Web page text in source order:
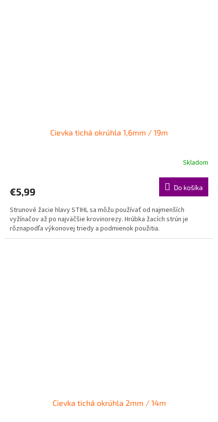
Cievka tichá okrúhla 1,6mm / 19m
Skladom
€5,99 Do košíka
Strunové žacie hlavy STIHL sa môžu používať od najmenších
vyžínačov až po najväčšie krovinorezy. Hrúbka žacích strún je
rôznapodľa výkonovej triedy a podmienok použitia.
Cievka tichá okrúhla 2mm / 14m